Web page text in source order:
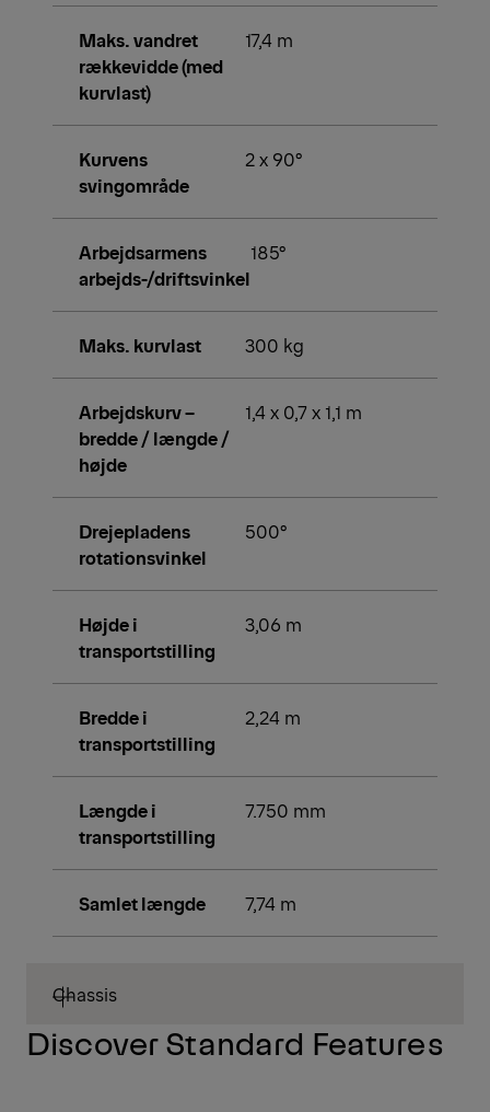
Maks. vandret
rækkevidde (med
kurvlast)
17,4 m
Kurvens
svingområde
2 x 90°
Arbejdsarmens
arbejds-/driftsvinkel
185°
Maks. kurvlast 300 kg
Arbejdskurv –
bredde / længde /
højde
1,4 x 0,7 x 1,1 m
Drejepladens
rotationsvinkel
500°
Højde i
transportstilling
3,06 m
Bredde i
transportstilling
2,24 m
Længde i
transportstilling
7.750 mm
Samlet længde 7,74 m
Chassis
Discover Standard Features